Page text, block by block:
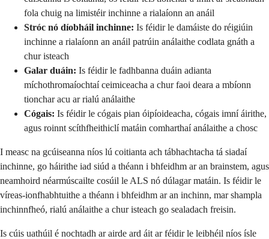
fola chuig na limistéir inchinne a rialaíonn an anáil
Stróc nó díobháil inchinne: Is féidir le damáiste do réigiúin
inchinne a rialaíonn an anáil patrúin análaithe codlata gnáth a
chur isteach
Galar duáin: Is féidir le fadhbanna duáin adianta
míchothromaíochtaí ceimiceacha a chur faoi deara a mbíonn
tionchar acu ar rialú análaithe
Cógais: Is féidir le cógais pian óipíoideacha, cógais imní áirithe,
agus roinnt scíthfheithiclí matáin comharthaí análaithe a chosc
I measc na gcúiseanna níos lú coitianta ach tábhachtacha tá siadaí
inchinne, go háirithe iad siúd a théann i bhfeidhm ar an brainstem, agus
neamhoird néarmúscailte cosúil le ALS nó dúlagar matáin. Is féidir le
víreas-ionfhabhtuithe a théann i bhfeidhm ar an inchinn, mar shampla
inchinnfheó, rialú análaithe a chur isteach go sealadach freisin.
Is cúis uathúil é nochtadh ar airde ard áit ar féidir le leibhéil níos ísle